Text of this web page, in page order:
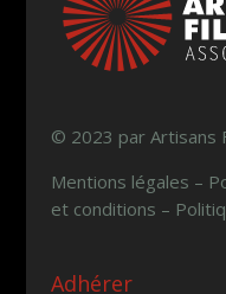
© 2023 par Artisans
Mentions légales –
et conditions –
Adhérer